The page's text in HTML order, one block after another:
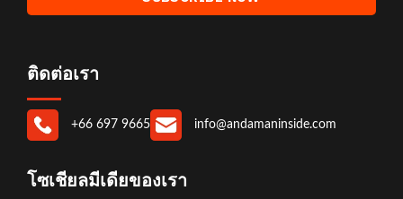
ติดต่อเรา
+66 697 9665 info@andamaninside.com
โซเชียลมีเดียของเรา